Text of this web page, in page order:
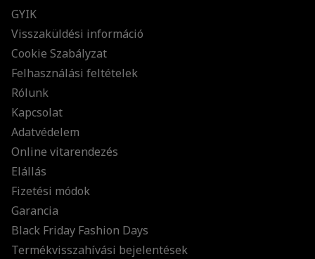
GYIK
Visszaküldési információ
Cookie Szabályzat
Felhasználási feltételek
Rólunk
Kapcsolat
Adatvédelem
Online vitarendezés
Elállás
Fizetési módok
Garancia
Black Friday Fashion Days
Termékvisszahívási bejelentések